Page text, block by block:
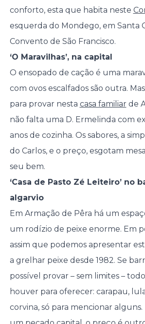
conforto, esta que habita neste
esquerda do Mondego, em Santa
Convento de São Francisco.
‘O Maravilhas’, na capital
O ensopado de cação é uma
com ovos escalfados são outra.
para provar nesta casa familiarde
não falta uma D. Ermelinda com
anos de cozinha. Os sabores, a
do Carlos, e o preço, esgotam
seu bem.
‘Casa de Pasto Zé Leiteiro’ no
algarvio
Em Armação de Pêra há um
um rodízio de peixe enorme. Em
assim que podemos apresentar
a grelhar peixe desde 1982. Se
possível provar – sem limites –
houver para oferecer: carapau,
corvina, só para mencionar alguns.